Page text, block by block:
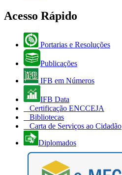
Acesso Rápido
Portarias e Resoluções
Publicações
IFB em Números
IFB Data
Certificação ENCCEJA
Bibliotecas
Carta de Serviços ao Cidadão
Diplomados